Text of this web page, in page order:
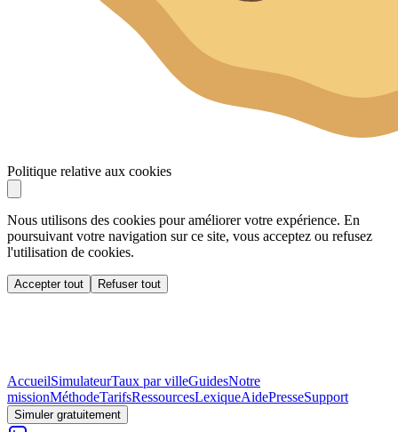
Politique relative aux cookies
Nous utilisons des cookies pour améliorer votre expérience. En
poursuivant votre navigation sur ce site, vous acceptez ou refusez
l'utilisation de cookies.
Accepter tout Refuser tout
AccueilSimulateurTaux par villeGuidesNotre
missionMéthodeTarifsRessourcesLexiqueAidePresseSupport
Simuler gratuitement